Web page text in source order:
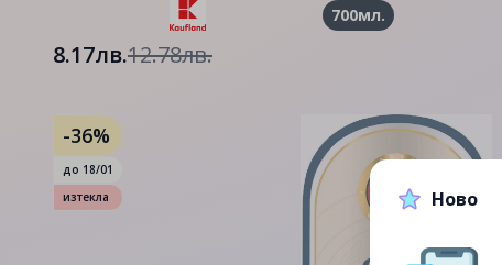
700мл.
8.17лв.12.78лв.
-36%
до 18/01
изтекла
Ново